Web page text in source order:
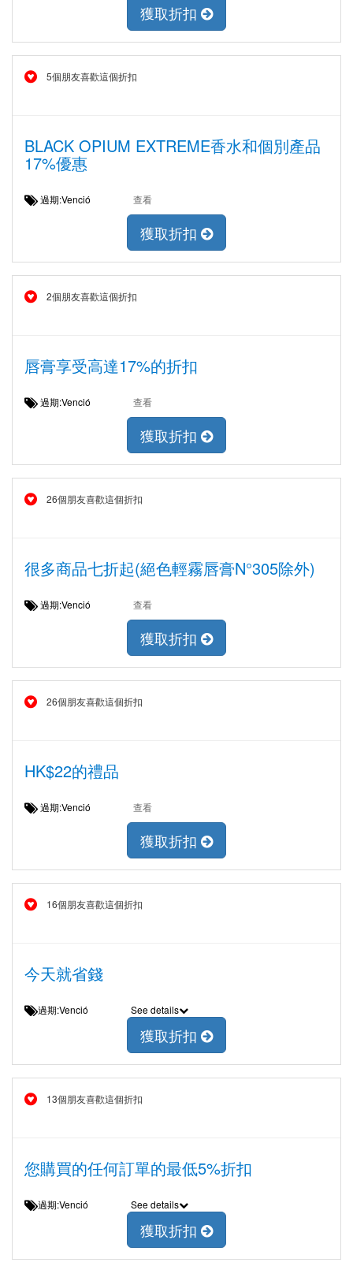
獲取折扣
5個朋友喜歡這個折扣
BLACK OPIUM EXTREME香水和個別產品
17%優惠
過期:Venció 查看
獲取折扣
2個朋友喜歡這個折扣
唇膏享受高達17%的折扣
過期:Venció 查看
獲取折扣
26個朋友喜歡這個折扣
很多商品七折起(絕色輕霧唇膏N°305除外)
過期:Venció 查看
獲取折扣
26個朋友喜歡這個折扣
HK$22的禮品
過期:Venció 查看
獲取折扣
16個朋友喜歡這個折扣
今天就省錢
過期:Venció See details
獲取折扣
13個朋友喜歡這個折扣
您購買的任何訂單的最低5%折扣
過期:Venció See details
獲取折扣